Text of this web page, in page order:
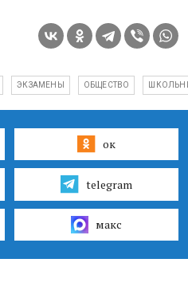
ЭКЗАМЕНЫ ОБЩЕСТВО
ок
telegram
макс